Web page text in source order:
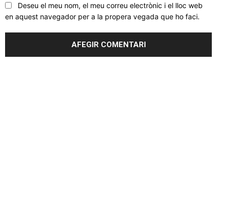
Deseu el meu nom, el meu correu electrònic i el lloc web
en aquest navegador per a la propera vegada que ho faci.